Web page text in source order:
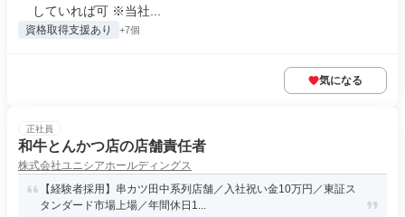
していれば可 ※当社...
資格取得支援あり +7個
気になる
正社員
和牛とんかつ店の店舗責任者
株式会社ユニシアホールディングス
【経験者採用】串カツ田中系列店舗／入社祝い金10万円／東証ス
タンダード市場上場／年間休日1...